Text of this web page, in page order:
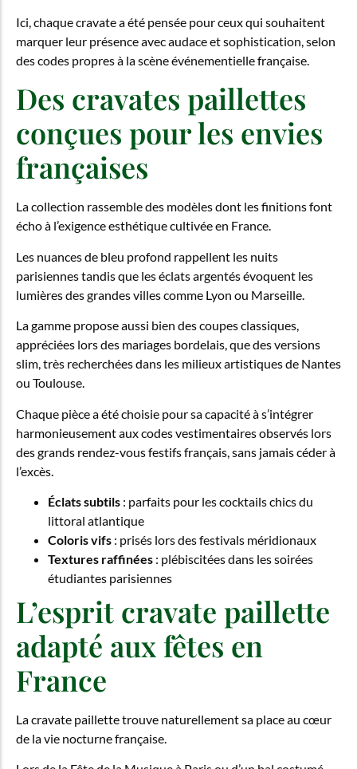
Ici, chaque cravate a été pensée pour ceux qui souhaitent
marquer leur présence avec audace et sophistication, selon
des codes propres à la scène événementielle française.
Des cravates paillettes
conçues pour les envies
françaises
La collection rassemble des modèles dont les finitions font
écho à l’exigence esthétique cultivée en France.
Les nuances de bleu profond rappellent les nuits
parisiennes tandis que les éclats argentés évoquent les
lumières des grandes villes comme Lyon ou Marseille.
La gamme propose aussi bien des coupes classiques,
appréciées lors des mariages bordelais, que des versions
slim, très recherchées dans les milieux artistiques de Nantes
ou Toulouse.
Chaque pièce a été choisie pour sa capacité à s’intégrer
harmonieusement aux codes vestimentaires observés lors
des grands rendez-vous festifs français, sans jamais céder à
l’excès.
Éclats subtils : parfaits pour les cocktails chics du
littoral atlantique
Coloris vifs : prisés lors des festivals méridionaux
Textures raffinées : plébiscitées dans les soirées
étudiantes parisiennes
L’esprit cravate paillette
adapté aux fêtes en
France
La cravate paillette trouve naturellement sa place au cœur
de la vie nocturne française.